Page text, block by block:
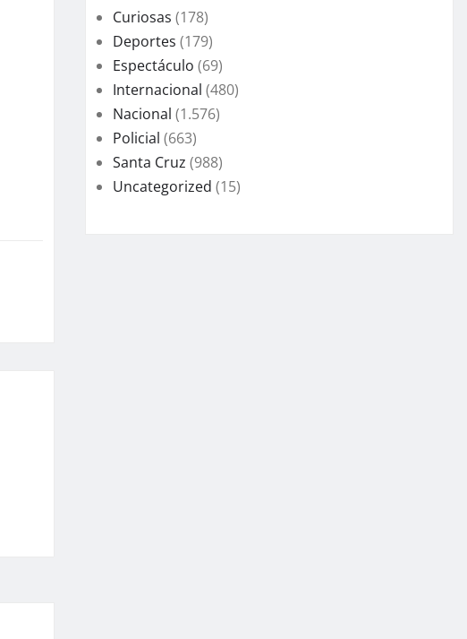
Curiosas (178)
Deportes (179)
Espectáculo (69)
Internacional (480)
Nacional (1.576)
Policial (663)
Santa Cruz (988)
Uncategorized (15)